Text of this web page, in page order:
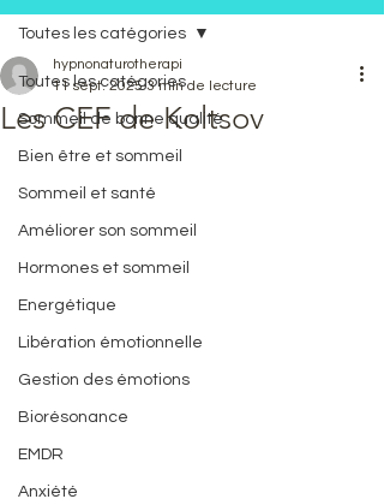
Toutes les catégories
Sommeil de bonne qualité
Bien être et sommeil
Sommeil et santé
Améliorer son sommeil
Hormones et sommeil
Energétique
Libération émotionnelle
Gestion des émotions
Biorésonance
EMDR
Anxiété
Toutes les catégories
Les CEF de Koltsov
hypnonaturotherapi
11 sept. 2025 3 min de lecture